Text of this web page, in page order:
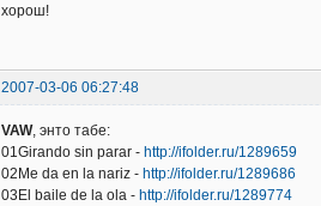
хорош!
2007-03-06 06:27:48
VAW, энто табе:
01Girando sin parar - http://ifolder.ru/1289659
02Me da en la nariz - http://ifolder.ru/1289686
03El baile de la ola - http://ifolder.ru/1289774